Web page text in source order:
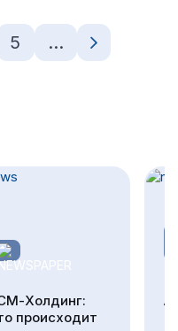
5 …
Холдинг:
происходит